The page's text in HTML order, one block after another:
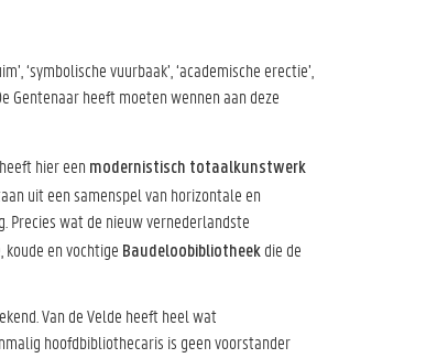
‘symbolische vuurbaak’, ‘academische erectie’,
Gentenaar heeft moeten wennen aan deze
heeft hier een modernistisch totaalkunstwerk
uit een samenspel van horizontale en
Precies wat de nieuw vernederlandste
koude en vochtige Baudeloobibliotheek die de
Van de Velde heeft heel wat
hoofdbibliothecaris is geen voorstander